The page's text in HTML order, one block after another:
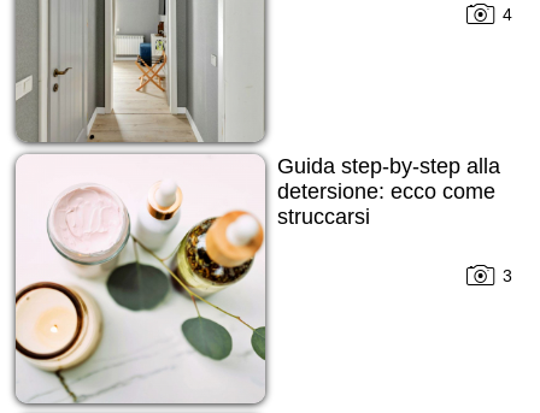
4
Guida step-by-step alla
detersione: ecco come
struccarsi
3